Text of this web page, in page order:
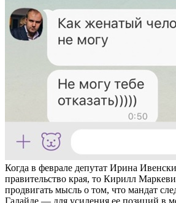
Когда в феврале депутат Ирина
правительство края, то Кирилл
продвигать мысль о том, что мандат
Галайде — для усиления ее позиций в